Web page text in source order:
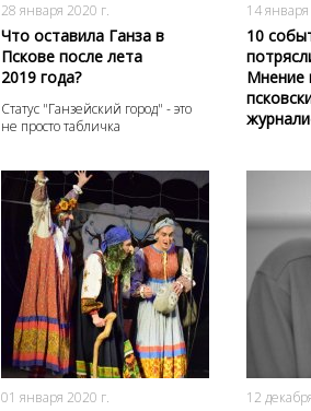
28 января 2020 г.
Что оставила Ганза в
Пскове после лета
2019 года?
Статус "Ганзейский город" - это
не просто табличка
14
10
Мнение
01 января 2020 г.
3130
0
12